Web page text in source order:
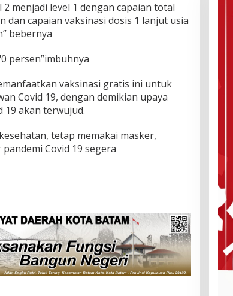
menjadi level 1 dengan capaian total
dan capaian vaksinasi dosis 1 lanjut usia
bebernya
persen”imbuhnya
vaksinasi gratis ini untuk
Covid 19, dengan demikian upaya
19 akan terwujud.
tetap memakai masker,
Covid 19 segera